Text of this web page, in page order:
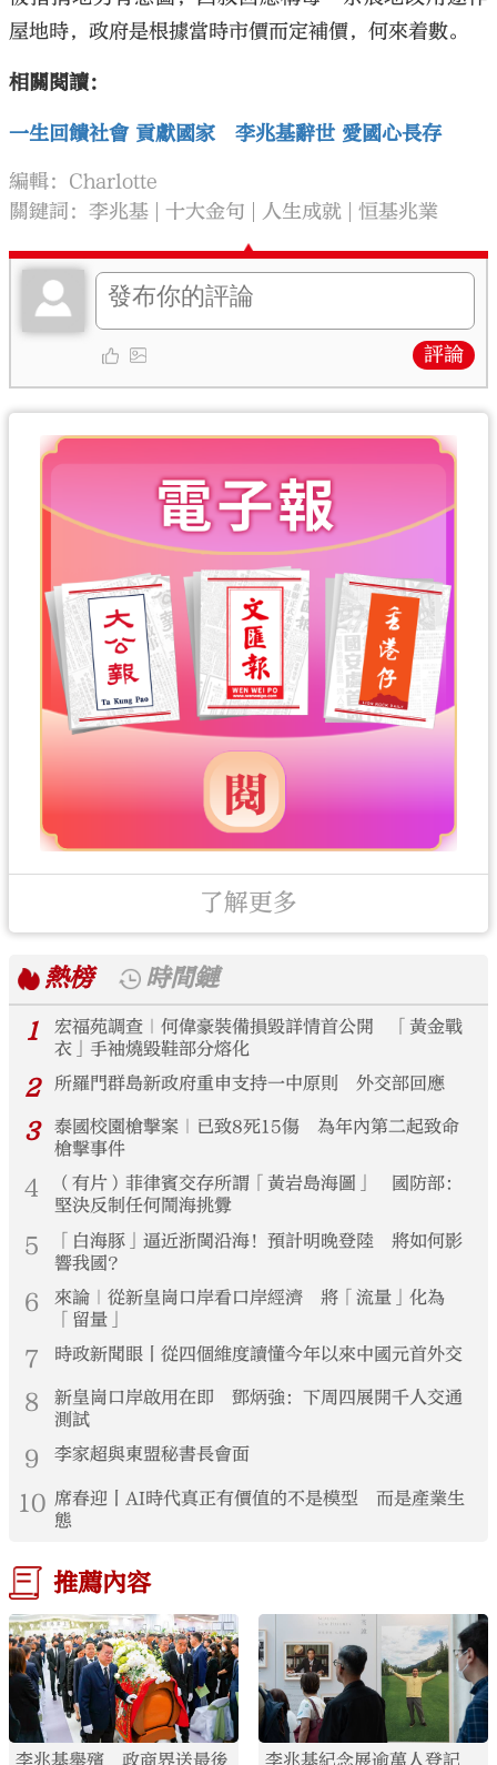
屋地時，政府是根據當時市價而定補價，何來着數。
相關閱讀：
一生回饋社會 貢獻國家 李兆基辭世 愛國心長存
編輯：Charlotte
關鍵詞：李兆基 十大金句 人生成就 恒基兆業
評論
了解更多
熱榜
時間鏈
1
宏福苑調查｜何偉豪裝備損毀詳情首公開 「黃金戰
衣」手袖燒毀鞋部分熔化
2 所羅門群島新政府重申支持一中原則 外交部回應
3
泰國校園槍擊案｜已致8死15傷 為年內第二起致命
槍擊事件
4
（有片）菲律賓交存所謂「黃岩島海圖」 國防部：
堅決反制任何鬧海挑釁
5
「白海豚」逼近浙閩沿海！預計明晚登陸 將如何影
響我國？
6
來論｜從新皇崗口岸看口岸經濟 將「流量」化為
「留量」
7 時政新聞眼丨從四個維度讀懂今年以來中國元首外交
8
新皇崗口岸啟用在即 鄧炳強：下周四展開千人交通
測試
9 李家超與東盟秘書長會面
10 席春迎丨AI時代真正有價值的不是模型 而是產業生
態
推薦內容
李兆基舉殯 政商界送最後
李兆基紀念展逾萬人登記